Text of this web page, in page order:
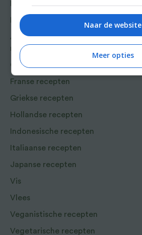
een na het dichtslaan van Feasts.
Bakrecepten
Aziatische en Oosterse
recepten
Chinese recepten
Franse recepten
Griekse recepten
Hollandse recepten
Indonesische recepten
Italiaanse recepten
Japanse recepten
Vis
Vlees
Veganistische recepten
Vegetarische recepten
Naar de website
Meer opties